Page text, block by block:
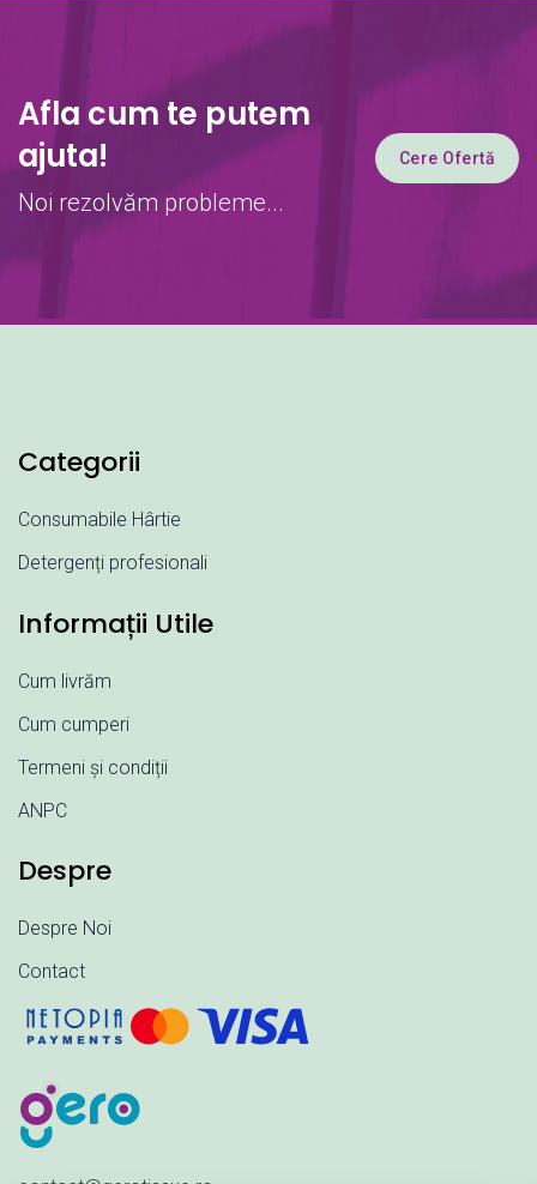
Afla cum te putem
ajuta!
Noi rezolvăm probleme...
Cere Ofertă
Categorii
Consumabile Hârtie
Detergenți profesionali
Informații Utile
Cum livrăm
Cum cumperi
Termeni și condiții
ANPC
Despre
Despre Noi
Contact